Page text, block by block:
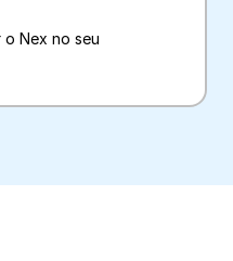
Nex no seu